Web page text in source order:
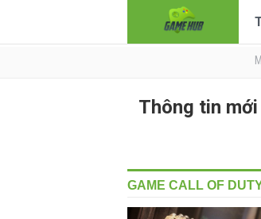
Thông tin mới
GAME CALL OF